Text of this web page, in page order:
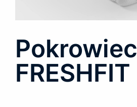
Pokrowiec
FRESHFIT